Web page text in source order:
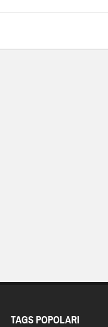
TAGS POPOLARI